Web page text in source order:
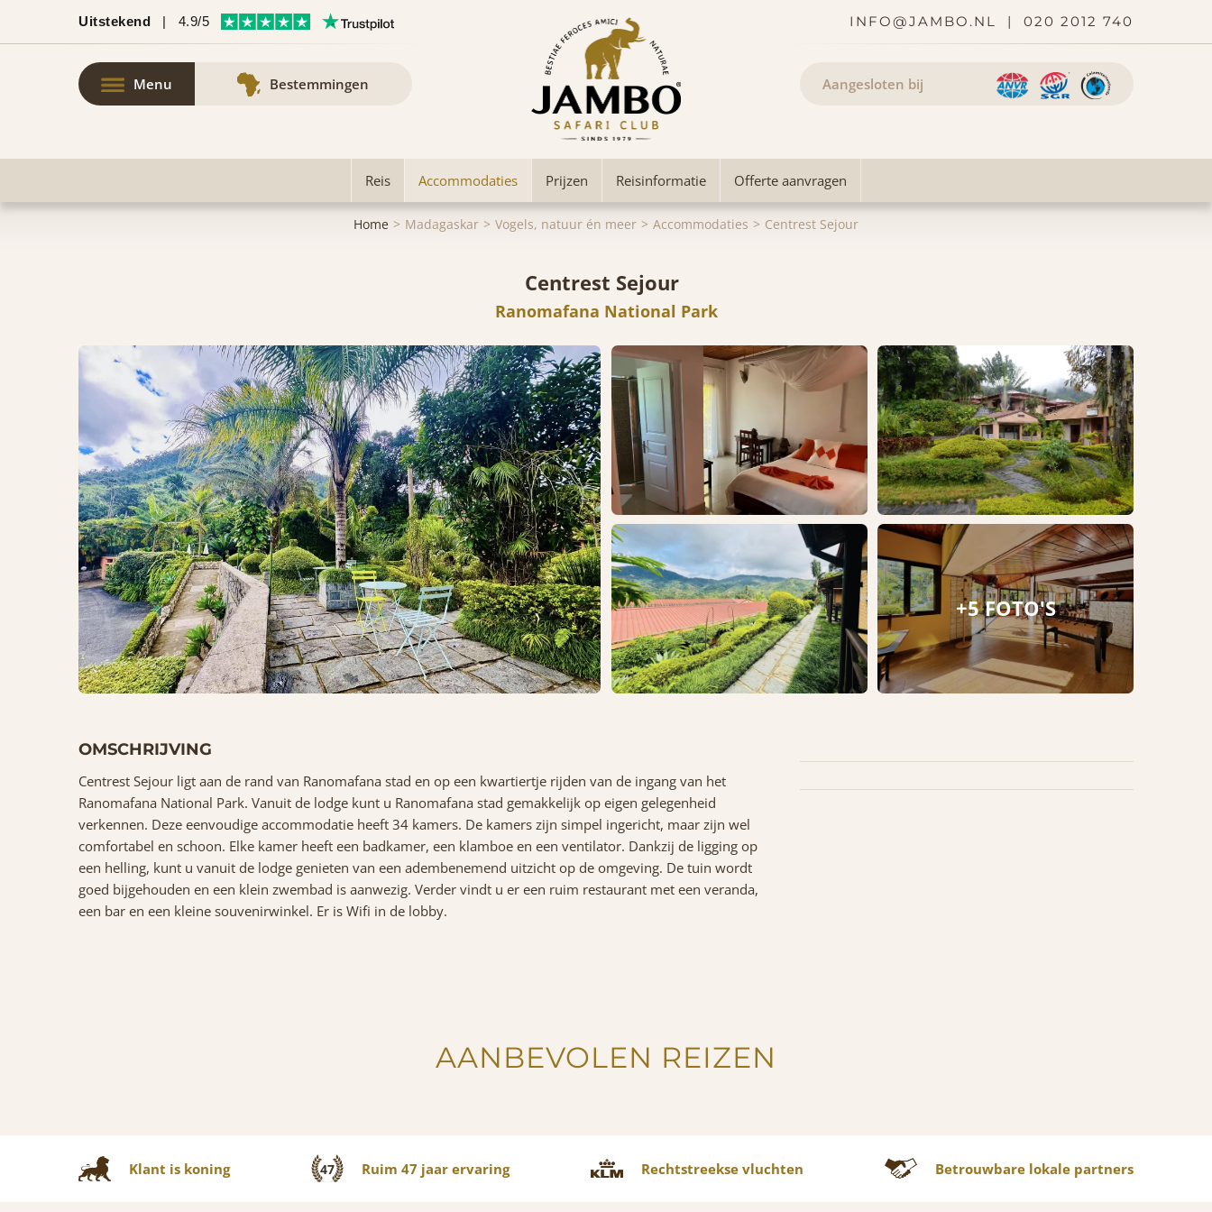
Uitstekend | 4.9/5 INFO@JAMBO.NL | 020 2012 740
Menu Bestemmingen Aangesloten bij
Reis Accommodaties Prijzen Reisinformatie Offerte aanvragen
Home Madagaskar Vogels, natuur én meer Accommodaties Centrest Sejour
Centrest Sejour
Ranomafana National Park
+5 FOTO'S
OMSCHRIJVING
Centrest Sejour ligt aan de rand van Ranomafana stad en op een kwartiertje rijden van de ingang van het
Ranomafana National Park. Vanuit de lodge kunt u Ranomafana stad gemakkelijk op eigen gelegenheid
verkennen. Deze eenvoudige accommodatie heeft 34 kamers. De kamers zijn simpel ingericht, maar zijn wel
comfortabel en schoon. Elke kamer heeft een badkamer, een klamboe en een ventilator. Dankzij de ligging op
een helling, kunt u vanuit de lodge genieten van een adembenemend uitzicht op de omgeving. De tuin wordt
goed bijgehouden en een klein zwembad is aanwezig. Verder vindt u er een ruim restaurant met een veranda,
een bar en een kleine souvenirwinkel. Er is Wifi in de lobby.
AANBEVOLEN REIZEN
Klant is koning 47 Ruim 47 jaar ervaring Rechtstreekse vluchten Betrouwbare lokale partners